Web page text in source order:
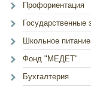
Профориентация
Государственные
Школьное питание
Фонд "МЕДЕТ"
Бухгалтерия